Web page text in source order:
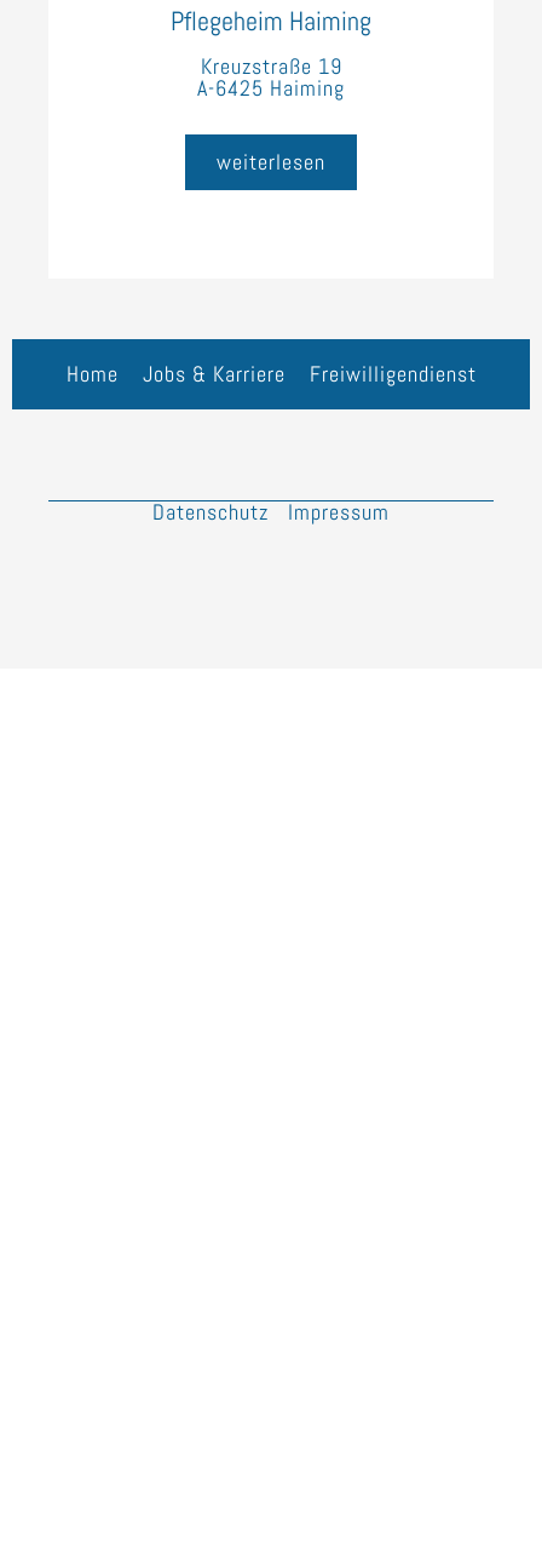
Pflegeheim Haiming
Kreuzstraße 19
A-6425 Haiming
weiterlesen
Home Jobs & Karriere Freiwilligendienst
Datenschutz Impressum